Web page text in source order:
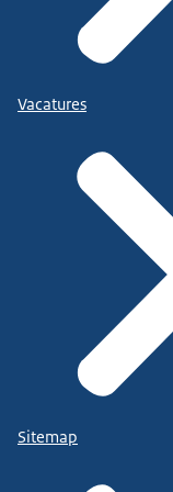
Vacatures
Sitemap